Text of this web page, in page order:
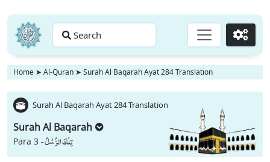
Search Go
Home ➤ Al-Quran ➤ Surah Al Baqarah Ayat 284 Translation
Surah Al Baqarah Ayat 284 Translation
Surah Al Baqarah
Para 3 -تِلْكَ الرُّسُلُ